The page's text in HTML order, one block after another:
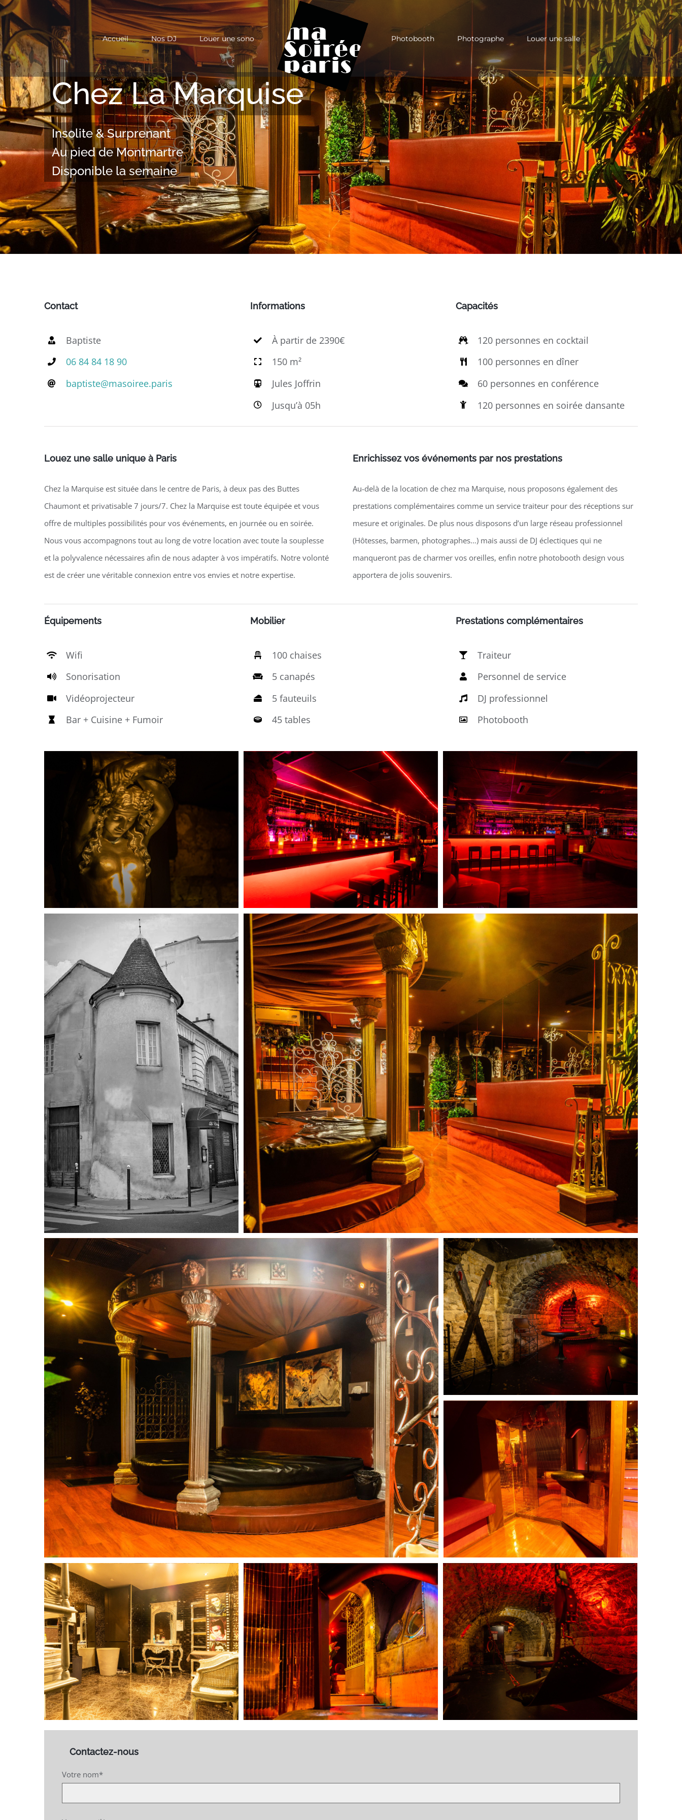
Passer
au
contenu
Accueil Nos DJ Louer une sono Photobooth Photographe Louer une salle
Chez La Marquise
Insolite & Surprenant
Au pied de Montmartre
Disponible la semaine
Contact
Baptiste
06 84 84 18 90
baptiste@masoiree.paris
Informations
À partir de 2390€
150 m²
Jules Joffrin
Jusqu’à 05h
Capacités
120 personnes en cocktail
100 personnes en dîner
60 personnes en conférence
120 personnes en soirée dansante
Louez une salle unique à Paris
Chez la Marquise est située dans le centre de Paris, à deux pas des Buttes
Chaumont et privatisable 7 jours/7. Chez la Marquise est toute équipée et vous
offre de multiples possibilités pour vos événements, en journée ou en soirée.
Nous vous accompagnons tout au long de votre location avec toute la souplesse
et la polyvalence nécessaires afin de nous adapter à vos impératifs. Notre volonté
est de créer une véritable connexion entre vos envies et notre expertise.
Enrichissez vos événements par nos prestations
Au-delà de la location de chez ma Marquise, nous proposons également des
prestations complémentaires comme un service traiteur pour des réceptions sur
mesure et originales. De plus nous disposons d’un large réseau professionnel
(Hôtesses, barmen, photographes…) mais aussi de DJ éclectiques qui ne
manqueront pas de charmer vos oreilles, enfin notre photobooth design vous
apportera de jolis souvenirs.
Équipements
Wifi
Sonorisation
Vidéoprojecteur
Bar + Cuisine + Fumoir
Mobilier
100 chaises
5 canapés
5 fauteuils
45 tables
Prestations complémentaires
Traiteur
Personnel de service
DJ professionnel
Photobooth
Contactez-nous
Votre nom*